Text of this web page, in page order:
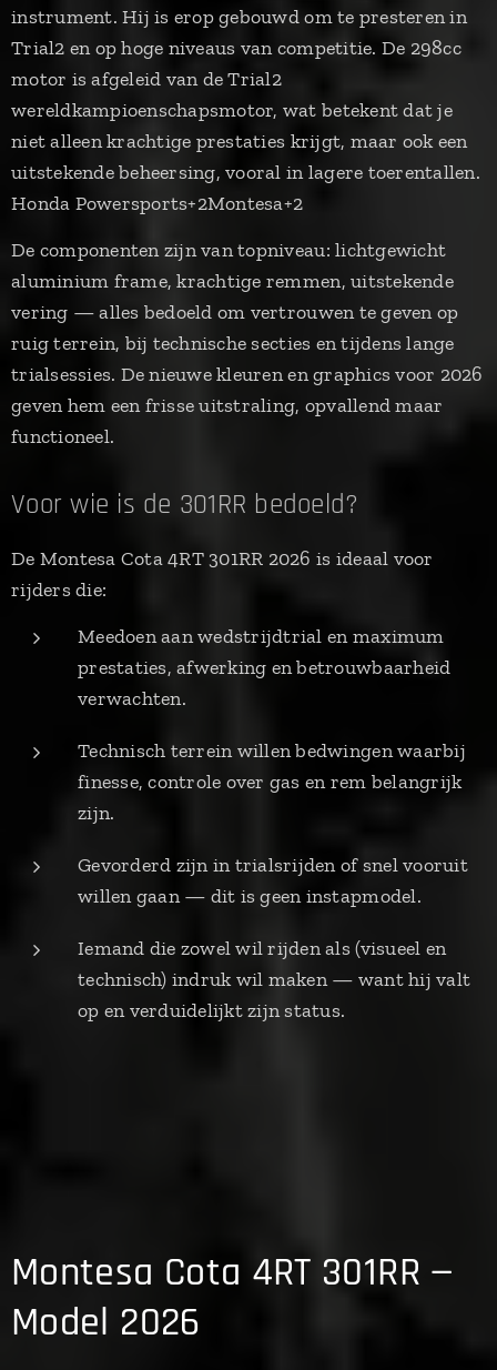
instrument. Hij is erop gebouwd om te presteren in
Trial2 en op hoge niveaus van competitie. De 298cc
motor is afgeleid van de Trial2
wereldkampioenschapsmotor, wat betekent dat je
niet alleen krachtige prestaties krijgt, maar ook een
uitstekende beheersing, vooral in lagere toerentallen.
Honda Powersports+2Montesa+2
De componenten zijn van topniveau: lichtgewicht
aluminium frame, krachtige remmen, uitstekende
vering — alles bedoeld om vertrouwen te geven op
ruig terrein, bij technische secties en tijdens lange
trialsessies. De nieuwe kleuren en graphics voor 2026
geven hem een frisse uitstraling, opvallend maar
functioneel.
Voor wie is de 301RR bedoeld?
De Montesa Cota 4RT 301RR 2026 is ideaal voor
rijders die:
Meedoen aan wedstrijdtrial en maximum
prestaties, afwerking en betrouwbaarheid
verwachten.
Technisch terrein willen bedwingen waarbij
finesse, controle over gas en rem belangrijk
zijn.
Gevorderd zijn in trialsrijden of snel vooruit
willen gaan — dit is geen instapmodel.
Iemand die zowel wil rijden als (visueel en
technisch) indruk wil maken — want hij valt
op en verduidelijkt zijn status.
Montesa Cota 4RT 301RR —
Model 2026